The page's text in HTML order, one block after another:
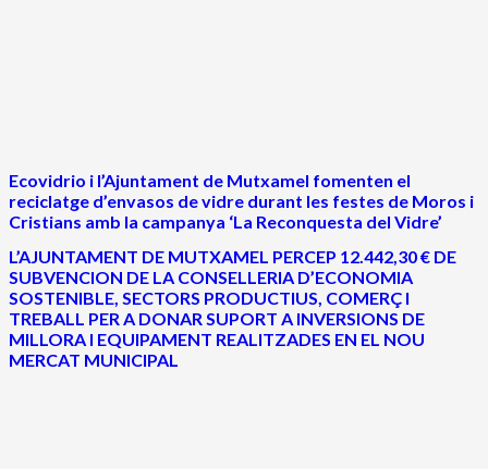
Ecovidrio i l’Ajuntament de Mutxamel fomenten el
reciclatge d’envasos de vidre durant les festes de Moros i
Cristians amb la campanya ‘La Reconquesta del Vidre’
L’AJUNTAMENT DE MUTXAMEL PERCEP 12.442,30 € DE
SUBVENCION DE LA CONSELLERIA D’ECONOMIA
SOSTENIBLE, SECTORS PRODUCTIUS, COMERÇ I
TREBALL PER A DONAR SUPORT A INVERSIONS DE
MILLORA I EQUIPAMENT REALITZADES EN EL NOU
MERCAT MUNICIPAL